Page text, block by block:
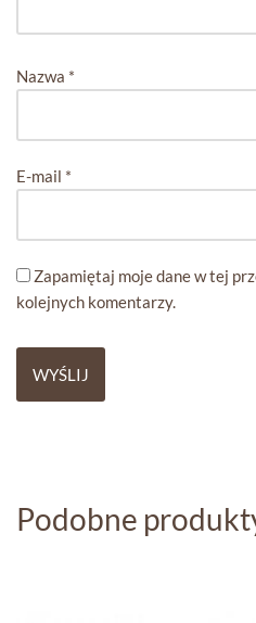
Nazwa *
E-mail *
Zapamiętaj moje dane w tej
kolejnych komentarzy.
Podobne